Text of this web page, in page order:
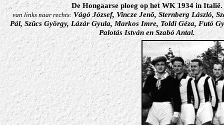
De Hongaarse ploeg op het WK 1934 in Italië.
van links naar rechts: Vágó József, Vincze Jenõ, Sternberg László,
Pál, Szücs György, Lázár Gyula, Markos Imre, Toldi Géza, Futó
Palotás István en Szabó Antal.